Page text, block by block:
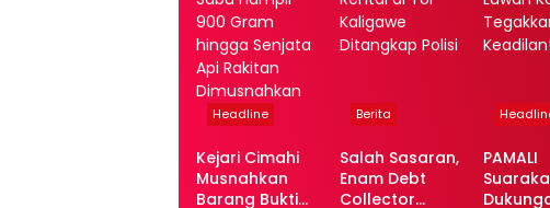
Headline
Kejari Cimahi
Musnahkan
Barang Bukti
Berita
Salah Sasaran,
Enam Debt
Collector
PAMALI